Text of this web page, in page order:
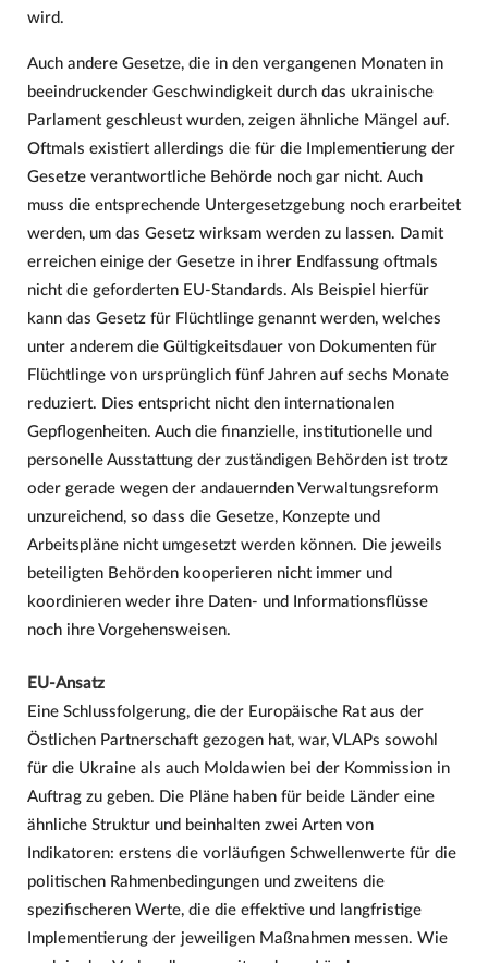
wird.
Auch andere Gesetze, die in den vergangenen Monaten in
beeindruckender Geschwindigkeit durch das ukrainische
Parlament geschleust wurden, zeigen ähnliche Mängel auf.
Oftmals existiert allerdings die für die Implementierung der
Gesetze verantwortliche Behörde noch gar nicht. Auch
muss die entsprechende Untergesetzgebung noch erarbeitet
werden, um das Gesetz wirksam werden zu lassen. Damit
erreichen einige der Gesetze in ihrer Endfassung oftmals
nicht die geforderten EU-Standards. Als Beispiel hierfür
kann das Gesetz für Flüchtlinge genannt werden, welches
unter anderem die Gültigkeitsdauer von Dokumenten für
Flüchtlinge von ursprünglich fünf Jahren auf sechs Monate
reduziert. Dies entspricht nicht den internationalen
Gepflogenheiten. Auch die finanzielle, institutionelle und
personelle Ausstattung der zuständigen Behörden ist trotz
oder gerade wegen der andauernden Verwaltungsreform
unzureichend, so dass die Gesetze, Konzepte und
Arbeitspläne nicht umgesetzt werden können. Die jeweils
beteiligten Behörden kooperieren nicht immer und
koordinieren weder ihre Daten- und Informationsflüsse
noch ihre Vorgehensweisen.
EU-Ansatz
Eine Schlussfolgerung, die der Europäische Rat aus der
Östlichen Partnerschaft gezogen hat, war, VLAPs sowohl
für die Ukraine als auch Moldawien bei der Kommission in
Auftrag zu geben. Die Pläne haben für beide Länder eine
ähnliche Struktur und beinhalten zwei Arten von
Indikatoren: erstens die vorläufigen Schwellenwerte für die
politischen Rahmenbedingungen und zweitens die
spezifischeren Werte, die die effektive und langfristige
Implementierung der jeweiligen Maßnahmen messen. Wie